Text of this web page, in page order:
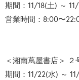
期間：11/18(土) ～
営業時間：8:00〜
＜湘南蔦屋書店＞
期間：11/22(水) ～